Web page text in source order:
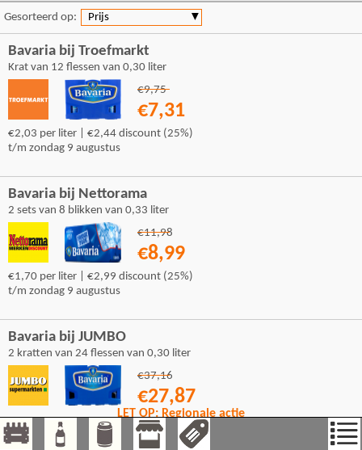
Gesorteerd op: Prijs ▼
Bavaria bij Troefmarkt
Krat van 12 flessen van 0,30 liter
€9,75
€7,31
€2,03 per liter | €2,44 discount (25%)
t/m zondag 9 augustus
Bavaria bij Nettorama
2 sets van 8 blikken van 0,33 liter
€11,98
€8,99
€1,70 per liter | €2,99 discount (25%)
t/m zondag 9 augustus
Bavaria bij JUMBO
2 kratten van 24 flessen van 0,30 liter
€37,16
€27,87
LET OP: Regionale actie
€1,94 per liter | €9,29 discount (25%)
t/m dinsdag 25 augustus